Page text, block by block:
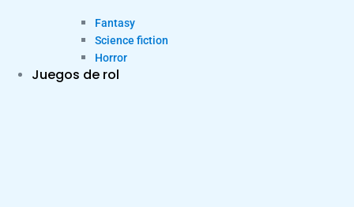
Fantasy
Science fiction
Horror
Juegos de rol